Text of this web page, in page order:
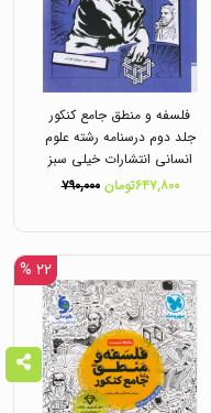
فلسفه و منطق جامع کنکور
جلد دوم درسنامه رشته علوم
انسانی انتشارات خیلی سبز
۶۴۷,۸۰۰تومان
۷۹۰,۰۰۰
۲۲ %